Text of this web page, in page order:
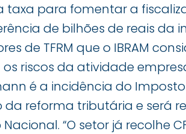
taxa para fomentar a
de bilhões de reais da
de TFRM que o IBRAM
riscos da atividade
é a incidência do Imposto
reforma tributária e será
“O setor já recolhe